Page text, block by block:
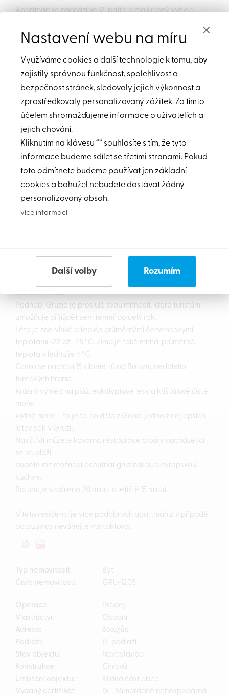
Apartmán se nachází ve 12. patře a má krásný výhled
Rozložení apartmánu:
1 obývací pokoj s kuchyňským koutem
1 koupelna
1 terasa
Residence obsahuje:
Rekreační a zábavné zařízení
103 bytů, různých velikostí
Dvoupodlažní parkoviště pro rezidenty
Bazén, pláž, otevřené kino, restauraci, kavárnu, fitness,
spa, bar a casino.
Gruzie
V Gruzii najdete vše od zasněžených hor, přes alpské
Černého moře.
Podnebí Gruzie je proslulé svou mírností, která turistům
umožňuje přijíždět sem téměř po celý rok.
Léto je zde vlhké a teplé,s průměrnými červencovými
teplotami +22 až +28 °C. Zima je také mírná, průměrná
teplota v lednu je 4 °C.
Gonio se nachází 15 kilometrů od Batumi, nedaleko
tureckých hranic.
Krásný výhled na pláž, eukalyptové lesy a křišťálově čisté
moře.
klidné moře – to je to, co dělá z Gonie jedno z nejlepších
letovisek v Gruzii.
Navštívit můžete kavárny, restaurace a bary nacházející
se na pláži.
budete mít možnost ochutnat gruzínskou a evropskou
kuchyni.
Batumi je vzdáleno 20 minut a letiště 15 minut.
V této residenci je více podobných apartmánu, v případě
dotazů nás neváhejte kontaktovat
Typ nemovitosti:
Byt
Číslo nemovitosti:
GRU-1205
Operace:
Prodej
Vlastnictví:
Osobní
Adresa:
ბათუმი
Podlaží:
12. podlaží
Stav objektu:
Novostavba
Konstrukce:
Cihlová
Umístění objektu:
Klidná část obce
Vydaný certifikát:
G - Mimořádně nehospodárná
Nastavení webu na míru ×
Využíváme cookies a další technologie k tomu, aby
zajistily správnou funkčnost, spolehlivost a
bezpečnost stránek, sledovaly jejich výkonnost a
zprostředkovaly personalizovaný zážitek. Za tímto
účelem shromažďujeme informace o uživatelích a
jejich chování.
Kliknutím na klávesu “” souhlasíte s tím, že tyto
informace budeme sdílet se třetími stranami. Pokud
toto odmítnete budeme používat jen základní
cookies a bohužel nebudete dostávat žádný
personalizovaný obsah.
více informací
Další volby Rozumím